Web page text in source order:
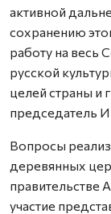
активной
сохранению
работу на весь
русской
целей страны и
председатель
Вопросы
деревянных
правительстве
участие